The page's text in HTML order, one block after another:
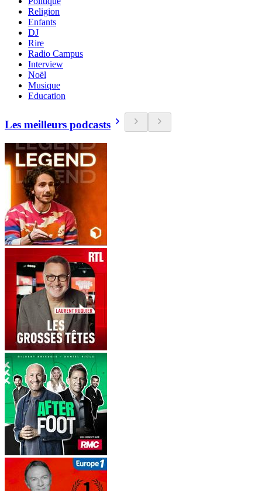
Religion
Enfants
DJ
Rire
Radio Campus
Interview
Noël
Musique
Education
Les meilleurs podcasts